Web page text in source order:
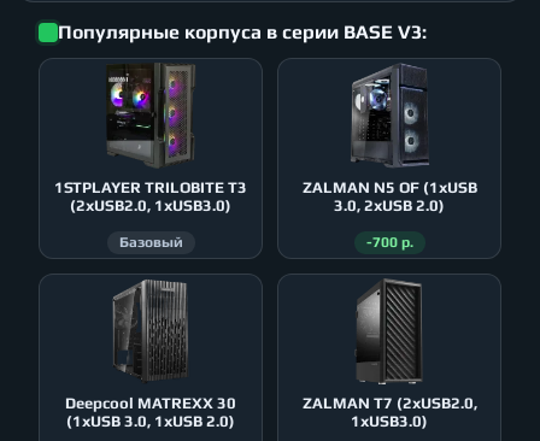
Популярные корпуса в серии BASE V3:
1STPLAYER TRILOBITE T3
(2xUSB2.0, 1xUSB3.0)
Базовый
ZALMAN N5 OF (1xUSB
3.0, 2xUSB 2.0)
-700 р.
Deepcool MATREXX 30
(1xUSB 3.0, 1xUSB 2.0)
ZALMAN T7 (2xUSB2.0,
1xUSB3.0)